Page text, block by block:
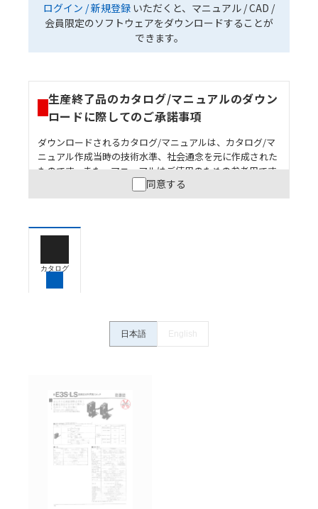
ログイン / 新規登録 いただくと、マニュアル / CAD /
会員限定のソフトウェアをダウンロードすることが
できます。
生産終了品のカタログ/マニュアルのダウン
ロードに際してのご承諾事項
ダウンロードされるカタログ/マニュアルは、カタログ/マ
ニュアル作成当時の技術水準、社会通念を元に作成された
ものです。また、マニュアルはご使用のための参考用です
ので、ご使用にあたっての安全性については十分にご配慮
ください。以下の内容をご承諾の上、ご利用ください。
うな用途に使用される場合には、システム全体として
保できるよう設計されていること、および本製品が全
ていることを、必ず事前に確認してください。
ン事例は参考用ですので、ご採用に際しては機器・装
置の機能や安全性をご確認のうえご使用ください。・
記載されているサービス内容や連絡先等は作成当時の
ものであり、変更・改定させていただいている可能性
があります。改めて当サイトの掲載内容をご確認のう
え、ご用命下さいますようお願いいたします。
同意する
カタログ
日本語 English